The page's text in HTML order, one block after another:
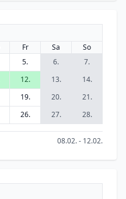
Fr Sa
So
5. 6.
7.
12. 13.
14.
19. 20.
21.
26. 27. 28.
08.02. - 12.02.